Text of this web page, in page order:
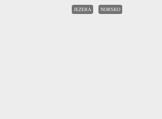
JEZERA NORSKO